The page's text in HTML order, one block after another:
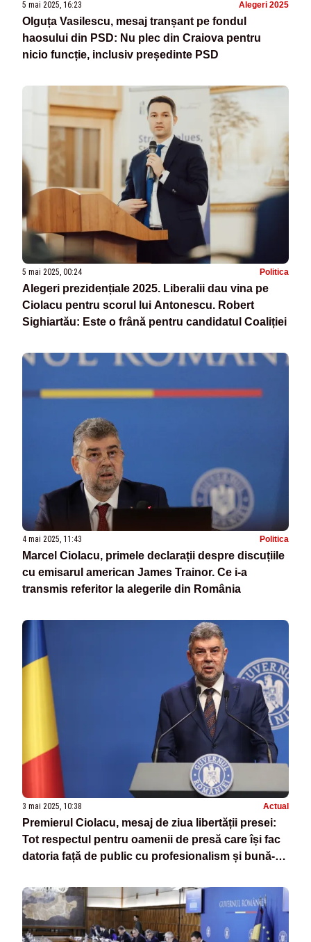
5 mai 2025, 16:23 Alegeri 2025
Olguța Vasilescu, mesaj tranșant pe fondul
haosului din PSD: Nu plec din Craiova pentru
nicio funcție, inclusiv președinte PSD
5 mai 2025, 00:24 Politica
Alegeri prezidențiale 2025. Liberalii dau vina pe
Ciolacu pentru scorul lui Antonescu. Robert
Sighiartău: Este o frână pentru candidatul Coaliției
4 mai 2025, 11:43 Politica
Marcel Ciolacu, primele declarații despre discuțiile
cu emisarul american James Trainor. Ce i-a
transmis referitor la alegerile din România
3 mai 2025, 10:38 Actual
Premierul Ciolacu, mesaj de ziua libertății presei:
Tot respectul pentru oamenii de presă care își fac
datoria față de public cu profesionalism și bună-